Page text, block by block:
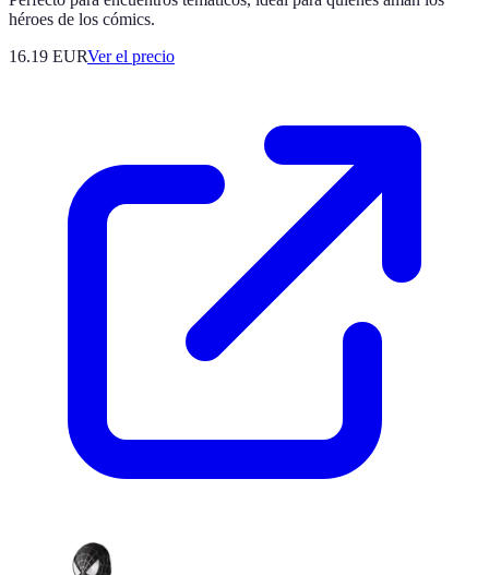
héroes de los cómics.
16.19 EURVer el precio